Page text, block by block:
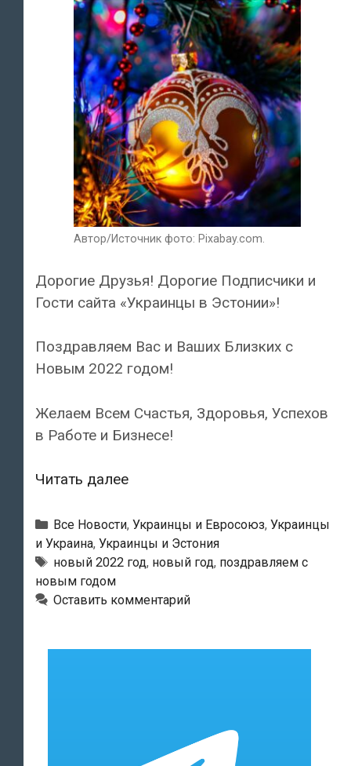
Автор/Источник фото: Pixabay.com.
Дорогие Друзья! Дорогие Подписчики и
Гости сайта «Украинцы в Эстонии»!
Поздравляем Вас и Ваших Близких с
Новым 2022 годом!
Желаем Всем Счастья, Здоровья, Успехов
в Работе и Бизнесе!
Читать далееПоздравляем
Новым
2022
годом!
Рубрики
Все Новости, Украинцы и Евросоюз, Украинцы
и Украина, Украинцы и Эстония
Метки
новый 2022 год, новый год, поздравляем с
новым годом
Оставить комментарий